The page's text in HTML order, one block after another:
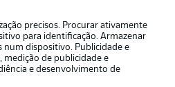
precisos. Procurar ativamente
para identificação. Armazenar
num dispositivo. Publicidade e
medição de publicidade e
e desenvolvimento de